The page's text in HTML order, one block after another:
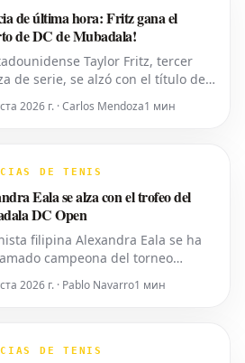
de última hora: Fritz gana el
de DC de Mubadala!
Taylor Fritz, tercer
de serie, se alzó con el título del
por la noche, tras derrotar al
2026. Fritz, actualmente
2026 г. · Carlos Mendoza1 мин
DE TENIS
Eala se alza con el trofeo del
DC Open
filipina Alexandra Eala se ha
campeona del torneo
de serie número uno, la
Eala, actualmente en el
2026 г. · Pablo Navarro1 мин
DE TENIS